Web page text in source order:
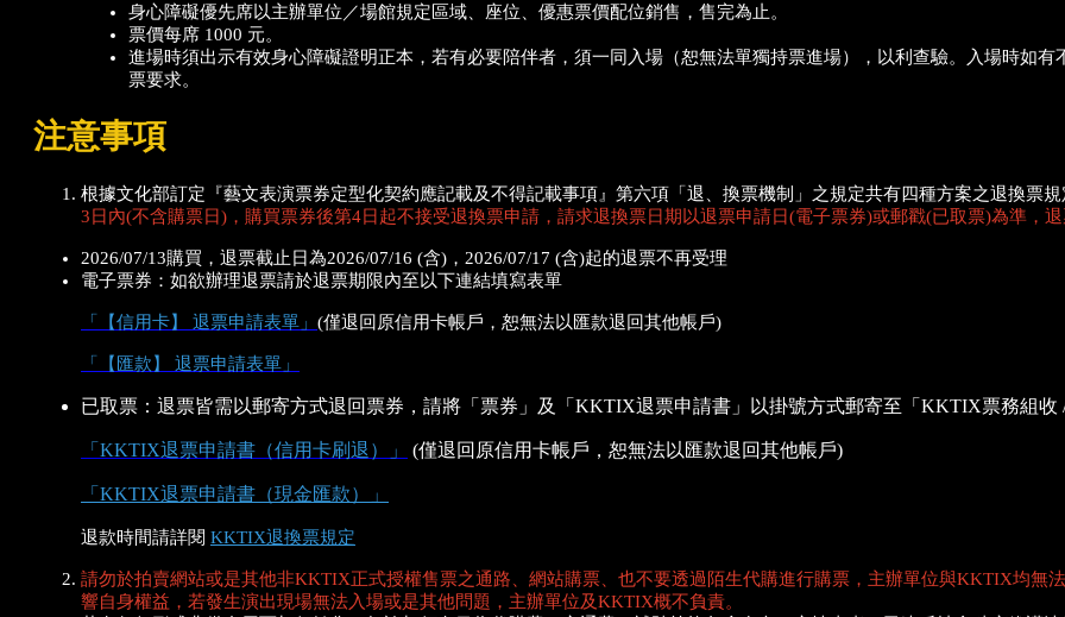
身心障礙優先席以主辦單位／場館規定區域、座位、優惠票價配位銷售，售完為止。
票價每席 1000 元。
進場時須出示有效身心障礙證明正本，若有必要陪伴者，須一同入場（恕無法單獨持票進場），以利查驗。入場時如
票要求。
注意事項
根據文化部訂定『藝文表演票券定型化契約應記載及不得記載事項』第六項「退、換票機制」之規定共有四種方案之退換票規
3日內(不含購票日)，購買票券後第4日起不接受退換票申請，請求退換票日期以退票申請日(電子票券)或郵戳(已取票)為準，
2026/07/13購買，退票截止日為2026/07/16 (含)，2026/07/17 (含)起的退票不再受理
電子票券：如欲辦理退票請於退票期限內至以下連結填寫表單
「【信用卡】 退票申請表單」 (僅退回原信用卡帳戶，恕無法以匯款退回其他帳戶)
「【匯款】 退票申請表單」
已取票：退票皆需以郵寄方式退回票券，請將「票券」及「KKTIX退票申請書」以掛號方式郵寄至「KKTIX票務組收 /
「KKTIX退票申請書（信用卡刷退）」 (僅退回原信用卡帳戶，恕無法以匯款退回其他帳戶)
「KKTIX退票申請書（現金匯款）」
退款時間請詳閱 KKTIX退換票規定
請勿於拍賣網站或是其他非KKTIX正式授權售票之通路、網站購票、也不要透過陌生代購進行購票，主辦單位與KKTIX均無
響自身權益，若發生演出現場無法入場或是其他問題，主辦單位及KKTIX概不負責。